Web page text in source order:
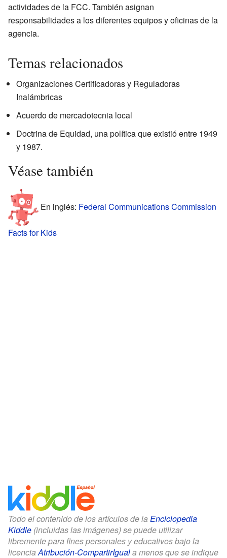
actividades de la FCC. También asignan
responsabilidades a los diferentes equipos y oficinas de la
agencia.
Temas relacionados
Organizaciones Certificadoras y Reguladoras
Inalámbricas
Acuerdo de mercadotecnia local
Doctrina de Equidad, una política que existió entre 1949
y 1987.
Véase también
En inglés: Federal Communications Commission
Facts for Kids
Todo el contenido de los artículos de la Enciclopedia
Kiddle (incluidas las imágenes) se puede utilizar
libremente para fines personales y educativos bajo la
licenciaAtribución-CompartirIguala menos que se indique